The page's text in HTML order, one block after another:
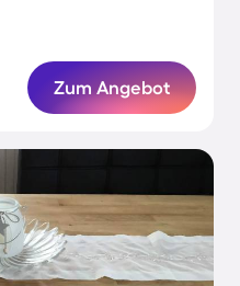
Zum Angebot